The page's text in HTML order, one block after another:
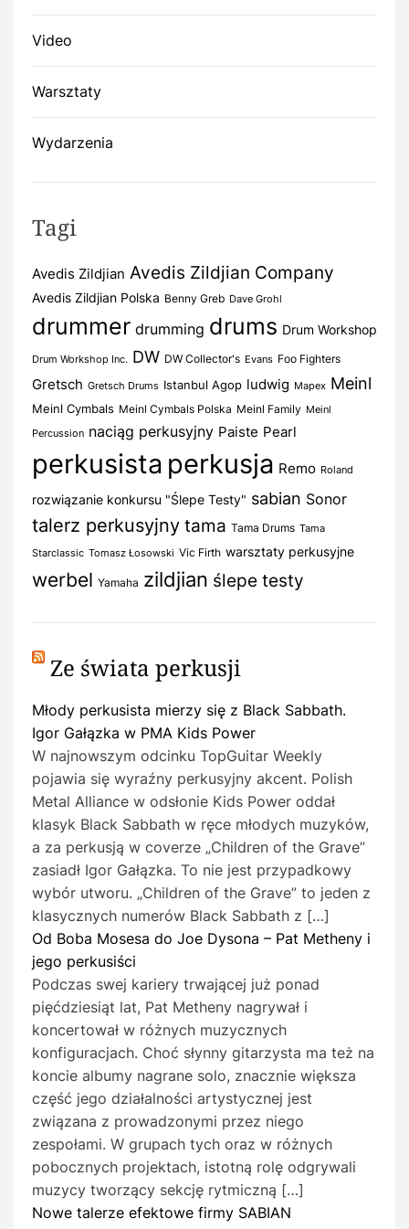
Video
Warsztaty
Wydarzenia
Tagi
Avedis Zildjian Avedis Zildjian Company
Avedis Zildjian Polska Benny Greb Dave Grohl
drummer drumming drums Drum Workshop
Drum Workshop Inc. DW DW Collector's Evans Foo Fighters
Gretsch Gretsch Drums Istanbul Agop ludwig Mapex Meinl
Meinl Cymbals Meinl Cymbals Polska Meinl Family Meinl
Percussion naciąg perkusyjny Paiste Pearl
perkusista perkusja Remo Roland
rozwiązanie konkursu "Ślepe Testy" sabian Sonor
talerz perkusyjny tama Tama Drums Tama
Starclassic Tomasz Łosowski Vic Firth warsztaty perkusyjne
werbel Yamaha zildjian ślepe testy
Ze świata perkusji
Młody perkusista mierzy się z Black Sabbath.
Igor Gałązka w PMA Kids Power
W najnowszym odcinku TopGuitar Weekly
pojawia się wyraźny perkusyjny akcent. Polish
Metal Alliance w odsłonie Kids Power oddał
klasyk Black Sabbath w ręce młodych muzyków,
a za perkusją w coverze „Children of the Grave”
zasiadł Igor Gałązka. To nie jest przypadkowy
wybór utworu. „Children of the Grave” to jeden z
klasycznych numerów Black Sabbath z […]
Od Boba Mosesa do Joe Dysona – Pat Metheny i
jego perkusiści
Podczas swej kariery trwającej już ponad
pięćdziesiąt lat, Pat Metheny nagrywał i
koncertował w różnych muzycznych
konfiguracjach. Choć słynny gitarzysta ma też na
koncie albumy nagrane solo, znacznie większa
część jego działalności artystycznej jest
związana z prowadzonymi przez niego
zespołami. W grupach tych oraz w różnych
pobocznych projektach, istotną rolę odgrywali
muzycy tworzący sekcję rytmiczną […]
Nowe talerze efektowe firmy SABIAN